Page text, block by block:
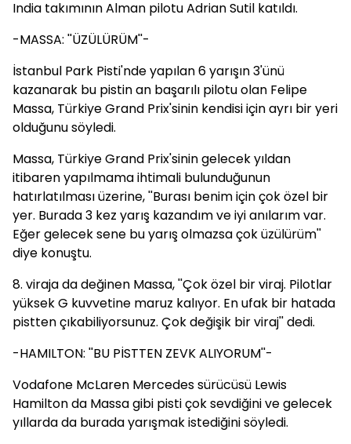
India takımının Alman pilotu Adrian Sutil katıldı.
-MASSA: ''ÜZÜLÜRÜM''-
İstanbul Park Pisti'nde yapılan 6 yarışın 3'ünü
kazanarak bu pistin an başarılı pilotu olan Felipe
Massa, Türkiye Grand Prix'sinin kendisi için ayrı bir yeri
olduğunu söyledi.
Massa, Türkiye Grand Prix'sinin gelecek yıldan
itibaren yapılmama ihtimali bulunduğunun
hatırlatılması üzerine, ''Burası benim için çok özel bir
yer. Burada 3 kez yarış kazandım ve iyi anılarım var.
Eğer gelecek sene bu yarış olmazsa çok üzülürüm''
diye konuştu.
8. viraja da değinen Massa, ''Çok özel bir viraj. Pilotlar
yüksek G kuvvetine maruz kalıyor. En ufak bir hatada
pistten çıkabiliyorsunuz. Çok değişik bir viraj'' dedi.
-HAMILTON: ''BU PİSTTEN ZEVK ALIYORUM''-
Vodafone McLaren Mercedes sürücüsü Lewis
Hamilton da Massa gibi pisti çok sevdiğini ve gelecek
yıllarda da burada yarışmak istediğini söyledi.